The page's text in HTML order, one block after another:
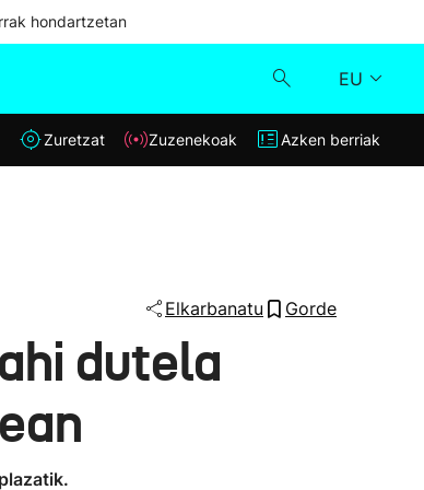
hondartzetan
EU
Klisk
Zuretzat Zuzenekoak Azken berriak
Elkarbanatu Gorde
dutela